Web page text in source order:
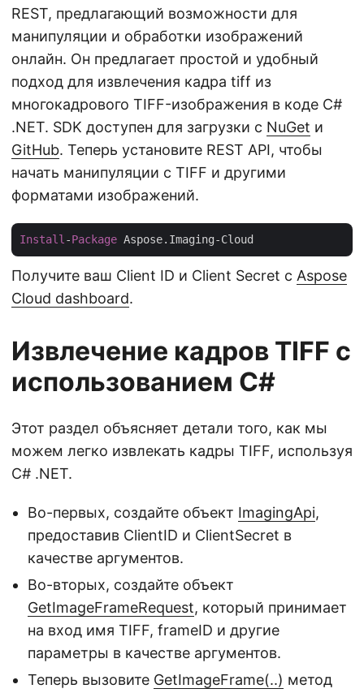
REST, предлагающий возможности для
манипуляции и обработки изображений
онлайн. Он предлагает простой и удобный
подход для извлечения кадра tiff из
многокадрового TIFF-изображения в коде C#
.NET. SDK доступен для загрузки с NuGet и
GitHub. Теперь установите REST API, чтобы
начать манипуляции с TIFF и другими
форматами изображений.
Install -Package
Получите ваш Client ID и Client Secret с Aspose
Cloud dashboard.
Извлечение кадров TIFF с
использованием C#
Этот раздел объясняет детали того, как мы
можем легко извлекать кадры TIFF, используя
C# .NET.
Во-первых, создайте объект ImagingApi,
предоставив ClientID и ClientSecret в
качестве аргументов.
Во-вторых, создайте объект
GetImageFrameRequest, который принимает
на вход имя TIFF, frameID и другие
параметры в качестве аргументов.
Теперь вызовите GetImageFrame(..) метод